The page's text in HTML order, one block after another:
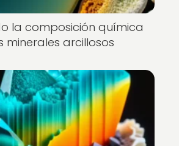
la composición química
minerales arcillosos